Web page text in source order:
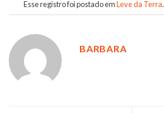
Esse registro foi postado emLeve da Terra.
BARBARA